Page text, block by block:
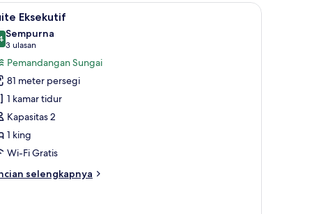
sungai | Seprai premium, minibar, brankas, dan meja kerja
Suite Eksekutif | Seprai premium, minibar,
6 Eksekutif
dari 10
Sempurna
3 ulasan
(3
ulasan)
Pemandangan Sungai
81 meter persegi
1 kamar tidur
Kapasitas 2
1 king
Wi-Fi Gratis
selengkapnya